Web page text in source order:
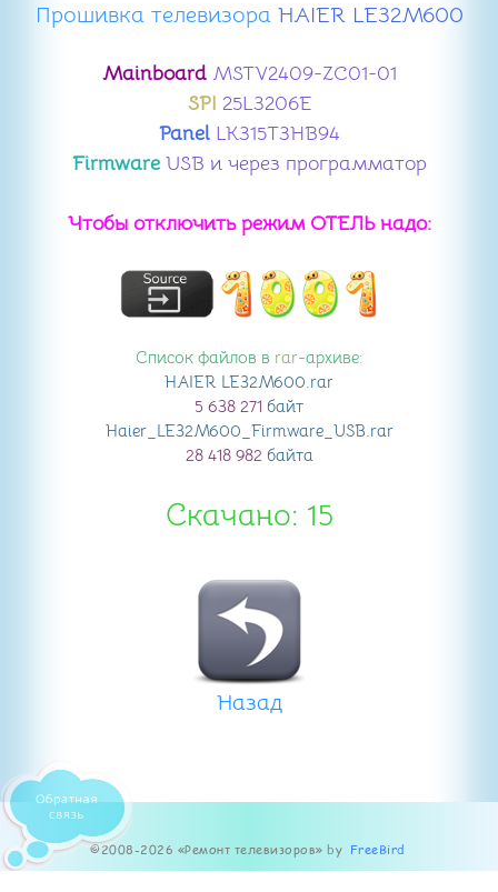
Прошивка телевизора​ HAIER LE32M600
MainboardMSTV2409-ZC01-01
SPI 25L3206E
PanelLK315T3HB94
FirmwareUSB и через программатор
Чтобы отключить режим ОТЕЛЬ надо:
Список файлов в rar-архиве:
HAIER LE32M600.rar
5 638 271 байт
Haier_LE32M600_Firmware_USB.rar
28 418 982байта
Скачано: 15
Назад
©2008-2026 «Ремонт телевизоров» by FreeBird